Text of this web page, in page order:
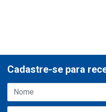
Cadastre-se para